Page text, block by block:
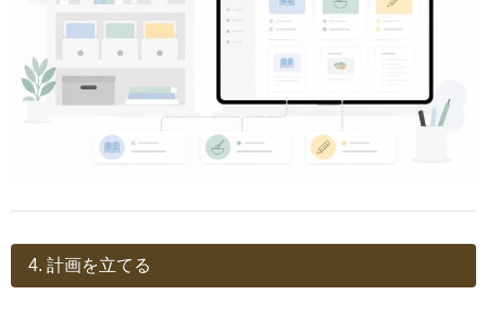
4. 計画を立てる